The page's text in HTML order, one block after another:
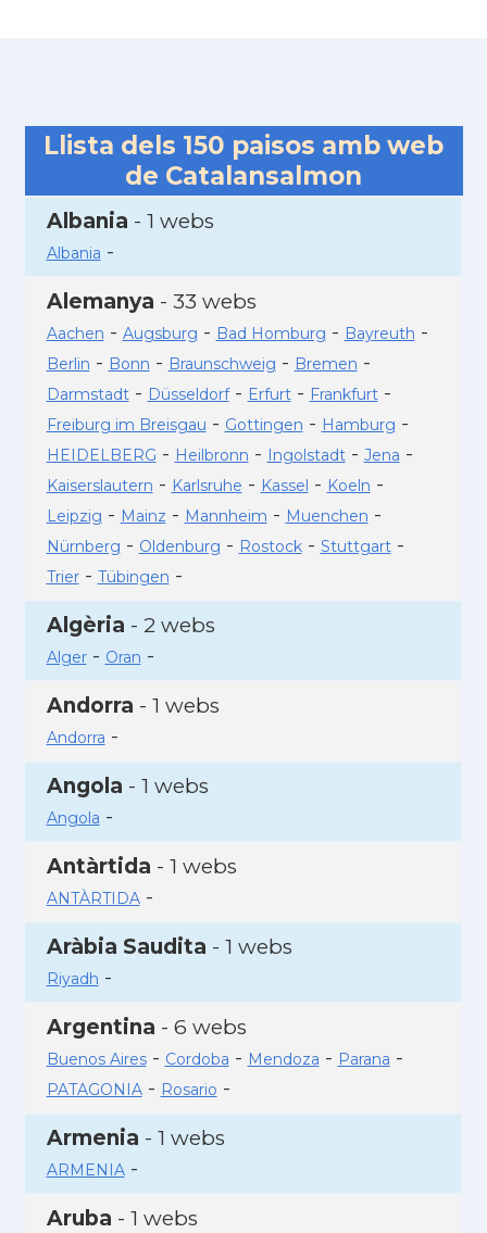
Llista dels 150 paisos amb web
de Catalansalmon
Albania - 1 webs
Albania -
Alemanya - 33 webs
Aachen - Augsburg - Bad Homburg - Bayreuth -
Berlin - Bonn - Braunschweig - Bremen -
Darmstadt- Düsseldorf- Erfurt- Frankfurt-
Freiburg im Breisgau - Gottingen - Hamburg -
HEIDELBERG - Heilbronn - Ingolstadt- Jena -
Kaiserslautern - Karlsruhe - Kassel - Koeln -
Leipzig - Mainz - Mannheim - Muenchen -
Nürnberg - Oldenburg - Rostock- Stuttgart-
Trier- Tübingen -
Algèria - 2 webs
Alger- Oran -
Andorra - 1 webs
Andorra -
Angola - 1 webs
Angola -
Antàrtida - 1 webs
ANTÀRTIDA-
Aràbia Saudita - 1 webs
Riyadh -
Argentina - 6 webs
Buenos Aires- Cordoba - Mendoza - Parana -
PATAGONIA- Rosario -
Armenia - 1 webs
ARMENIA-
Aruba - 1 webs